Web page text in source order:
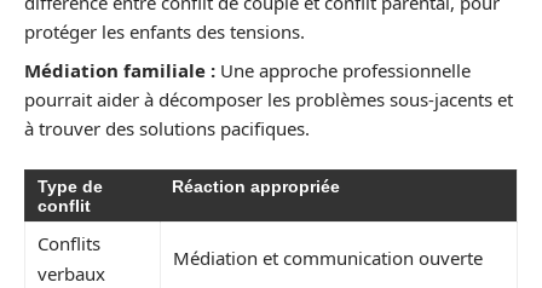
protéger les enfants des tensions.
Médiation familiale : Une approche professionnelle
pourrait aider à décomposer les problèmes sous-jacents et
à trouver des solutions pacifiques.
Type de
conflit
Réaction appropriée
Conflits
verbaux
Médiation et communication ouverte